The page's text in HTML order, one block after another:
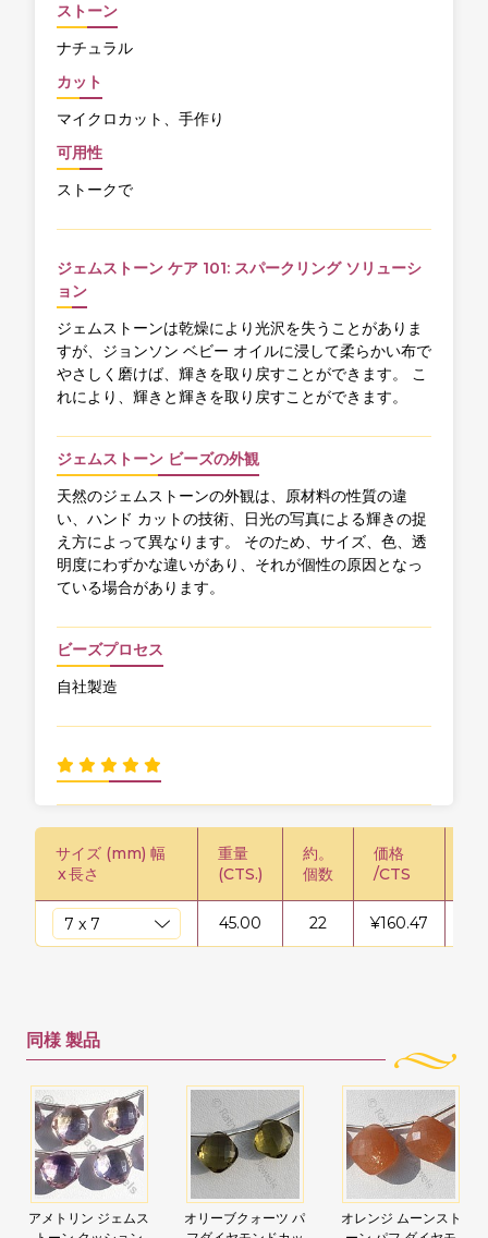
ストーン
ナチュラル
カット
マイクロカット、手作り
可用性
ストークで
ジェムストーン ケア 101: スパークリング ソリューシ
ョン
ジェムストーンは乾燥により光沢を失うことがありま
すが、ジョンソン ベビー オイルに浸して柔らかい布で
やさしく磨けば、輝きを取り戻すことができます。 こ
れにより、輝きと輝きを取り戻すことができます。
ジェムストーン ビーズの外観
天然のジェムストーンの外観は、原材料の性質の違
い、ハンド カットの技術、日光の写真による輝きの捉
え方によって異なります。 そのため、サイズ、色、透
明度にわずかな違いがあり、それが個性の原因となっ
ている場合があります。
ビーズプロセス
自社製造
サイズ (mm) 幅
x長さ
重量
(CTS.)
約。
個数
価格
/CTS
45.00 22 ¥160.47
同様 製品
アメトリン ジェムス
オリーブクォーツ パ
オレンジ ムーンスト